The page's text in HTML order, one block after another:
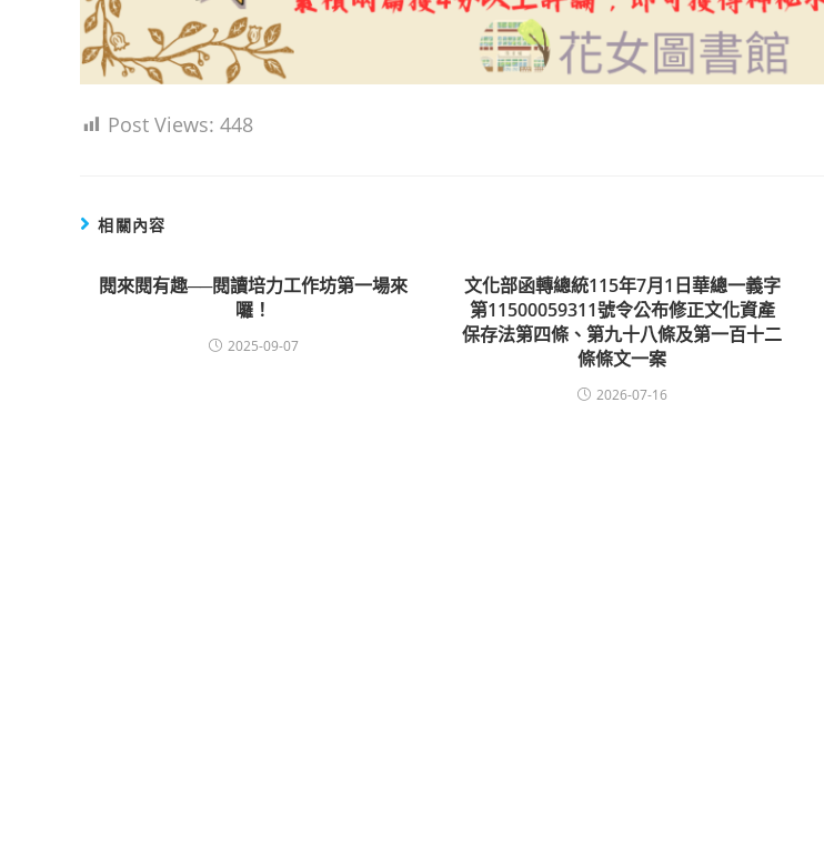
Post Views: 448
相關內容
閱來閱有趣──閱讀培力工作坊第一場來
囉！
2025-09-07
文化部函轉總統115年7月1日華總一義字
第11500059311號令公布修正文化資產
保存法第四條、第九十八條及第一百十二
條條文一案
2026-07-16